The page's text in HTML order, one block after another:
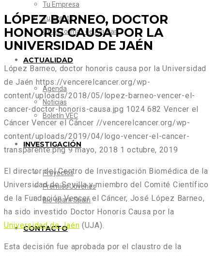
Tu Empresa
Tu Evento
Otras formas de Ayudar
ACTUALIDAD
Agenda
Noticias
Boletín VEC
INVESTIGACIÓN
Proyectos
Premios Jóvenes
Bio-spark Spain
CONTACTO
LÓPEZ BARNEO, DOCTOR
HONORIS CAUSA POR LA
UNIVERSIDAD DE JAÉN
López Barneo, doctor honoris causa por la Universidad
de Jaén https://vencerelcancer.org/wp-
content/uploads/2018/05/lopez-barneo-vencer-el-
cancer-doctor-honoris-causa.jpg 1024 682 Vencer el
Cáncer Vencer el Cáncer //vencerelcancer.org/wp-
content/uploads/2019/04/logo-vencer-el-cancer-
transparente.png 9 mayo, 2018 1 octubre, 2019
El director del Centro de Investigación Biomédica de la
Universidad de Sevilla y miembro del Comité Científico
de la Fundación Vencer el Cáncer, José López Barneo,
ha sido investido Doctor Honoris Causa por la
Universidad de Jaén (UJA).
Esta decisión fue aprobada por el claustro de la